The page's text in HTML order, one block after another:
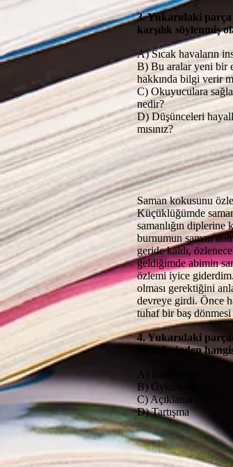
3. Yukarıdaki
karşılık söylenmiş
A) Sıcak havaların
B) Bu aralar yeni bir
hakkında bilgi verir
C) Okuyuculara
nedir?
D) Düşünceleri
mısınız?
Saman kokusunu
Küçüklüğümde
samanlığın diplerine
burnumun saman
geride kaldı,
geldiğimde abimin
özlemi iyice
olması gerektiğini
devreye girdi. Önce
tuhaf bir baş dönmesi
4. Yukarıdaki
biçimlerinden
A) Betimleme
B) Öyküleme
C) Açıklama
D) Tartışma